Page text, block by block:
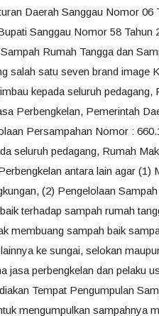
Daerah Sanggau Nomor 06
Sanggau Nomor 58 Tahun
Rumah Tangga dan
salah satu seven brand image
kepada seluruh pedagang,
Perbengkelan, Pemerintah
Persampahan Nomor :
seluruh pedagang, Rumah
antara lain agar (1)
(2) Pengelolaan
terhadap sampah rumah
membuang sampah baik
ke sungai, selokan
jasa perbengkelan dan pelaku
Tempat Pengumpulan
mengumpulkan sampahnya